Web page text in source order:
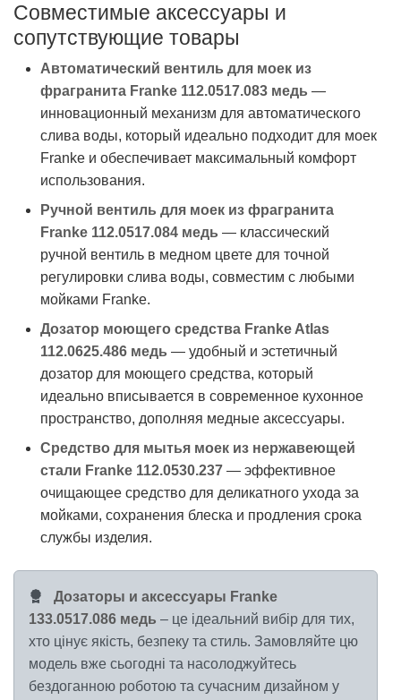
Совместимые аксессуары и
сопутствующие товары
Автоматический вентиль для моек из
фрагранита Franke 112.0517.083 медь —
инновационный механизм для автоматического
слива воды, который идеально подходит для моек
Franke и обеспечивает максимальный комфорт
использования.
Ручной вентиль для моек из фрагранита
Franke 112.0517.084 медь — классический
ручной вентиль в медном цвете для точной
регулировки слива воды, совместим с любыми
мойками Franke.
Дозатор моющего средства Franke Atlas
112.0625.486 медь — удобный и эстетичный
дозатор для моющего средства, который
идеально вписывается в современное кухонное
пространство, дополняя медные аксессуары.
Средство для мытья моек из нержавеющей
стали Franke 112.0530.237 — эффективное
очищающее средство для деликатного ухода за
мойками, сохранения блеска и продления срока
службы изделия.
Дозаторы и аксессуары Franke
133.0517.086 медь – це ідеальний вибір для тих,
хто цінує якість, безпеку та стиль. Замовляйте цю
модель вже сьогодні та насолоджуйтесь
бездоганною роботою та сучасним дизайном у